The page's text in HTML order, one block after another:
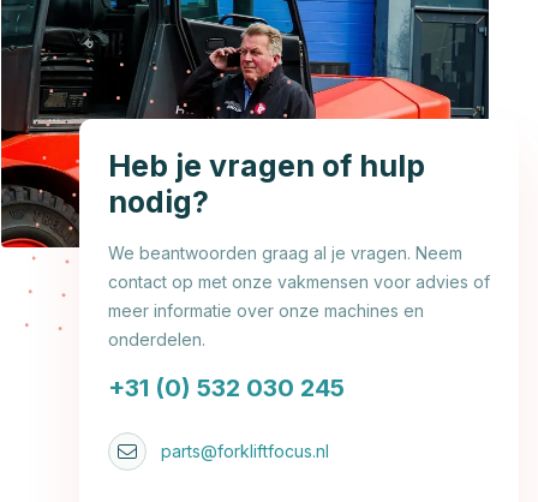
Heb je vragen of hulp
nodig?
We beantwoorden graag al je vragen. Neem
contact op met onze vakmensen voor advies of
meer informatie over onze machines en
onderdelen.
+31 (0) 532 030 245
parts@forkliftfocus.nl